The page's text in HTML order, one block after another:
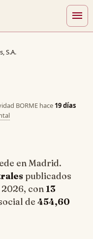
menu
S.A.
BORME hace 19 días
en Madrid.
publicados
2026, con 13
de 454,60